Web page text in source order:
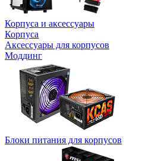
Корпуса и аксессуары
Корпуса
Аксессуары для корпусов
Моддинг
Блоки питания для корпусов